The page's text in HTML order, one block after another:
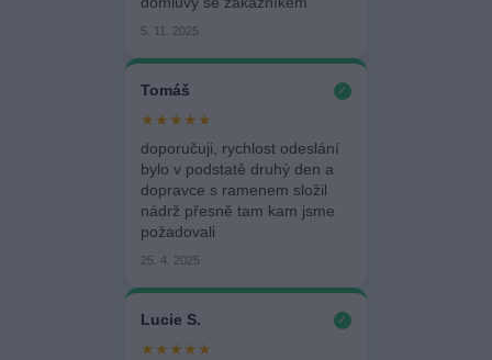
5. 11. 2025
Tomáš ✓
★★★★★
doporučuji, rychlost odeslání
bylo v podstatě druhý den a
dopravce s ramenem složil
nádrž přesně tam kam jsme
požadovali
25. 4. 2025
Lucie S. ✓
★★★★★